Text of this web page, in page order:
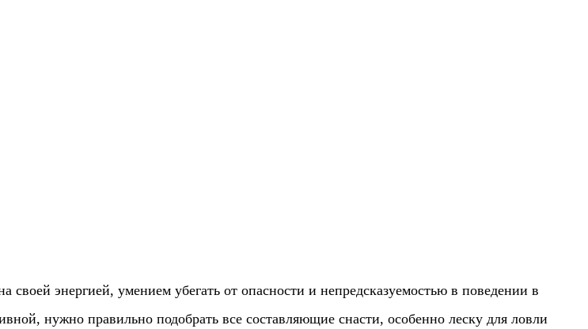
своей энергией, умением убегать от опасности и непредсказуемостью в поведении в
нужно правильно подобрать все составляющие снасти, особенно леску для ловли